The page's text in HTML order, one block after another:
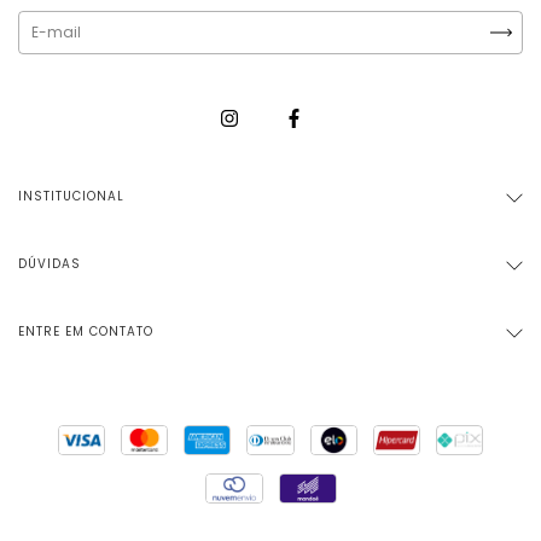
INSTITUCIONAL
DÚVIDAS
ENTRE EM CONTATO